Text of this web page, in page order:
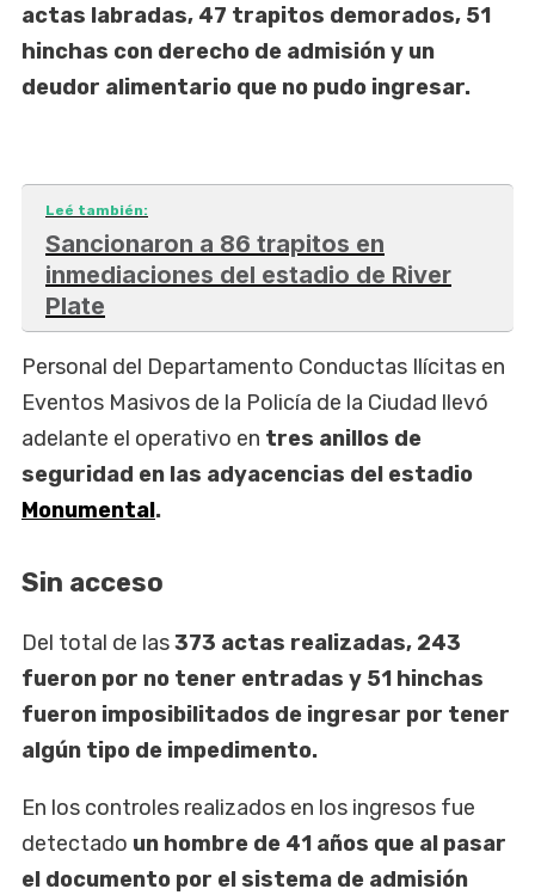
actas labradas, 47 trapitos demorados, 51
hinchas con derecho de admisión y un
deudor alimentario que no pudo ingresar.
Leé también:
Sancionaron a 86 trapitos en
inmediaciones del estadio de River
Plate
Personal del Departamento Conductas Ilícitas en
Eventos Masivos de la Policía de la Ciudad llevó
adelante el operativo en tres anillos de
seguridad en las adyacencias del estadio
Monumental.
Sin acceso
Del total de las373 actas realizadas, 243
fueron por no tener entradas y 51 hinchas
fueron imposibilitados de ingresar por tener
algún tipo de impedimento.
En los controles realizados en los ingresos fue
detectado un hombre de 41 años que al pasar
el documento por el sistema de admisión